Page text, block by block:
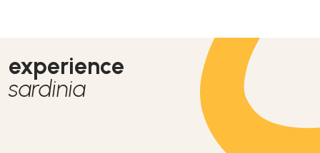
experience
sardinia